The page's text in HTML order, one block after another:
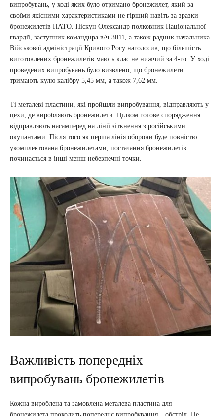
випробувань, у ході яких було отримано бронежилет, який за
своїми якісними характеристиками не гірший навіть за зразки
бронежилетів НАТО. Піскун Олександр полковник Національної
гвардії, заступник командира в/ч-3011, а також радник начальника
Військової адміністрації Кривого Рогу наголосив, що більшість
виготовлених бронежилетів мають клас не нижчий за 4-го. У ході
проведених випробувань було виявлено, що бронежилети
тримають кулю калібру 5,45 мм, а також 7,62 мм.
Ті металеві пластини, які пройшли випробування, відправляють у
цехи, де виробляють бронежилети. Цілком готове спорядження
відправляють насамперед на лінії зіткнення з російськими
окупантами. Після того як перша лінія оборони буде повністю
укомплектована бронежилетами, постачання бронежилетів
починається в інші менш небезпечні точки.
Важливість попередніх
випробувань бронежилетів
Кожна вироблена та замовлена ​​металева пластина для
бронежилета проходить попереднє випробування – обстріл. Це